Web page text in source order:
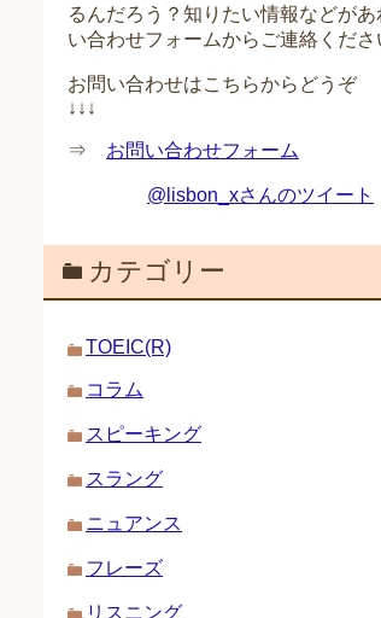
るんだろう？知りたい情報などがあ
い合わせフォームからご連絡くださ
お問い合わせはこちらからどうぞ
↓↓↓
⇒ お問い合わせフォーム
@lisbon_xさんのツイート
カテゴリー
TOEIC(R)
コラム
スピーキング
スラング
ニュアンス
フレーズ
リスニング